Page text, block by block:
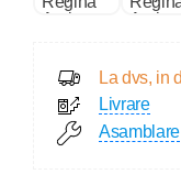
La dvs, in
Livrare
Asamblare